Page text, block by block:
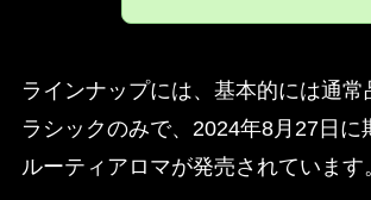
ラインナップには、基本的には通常
ラシックのみで、2024年8月27日に
ルーティアロマが発売されています